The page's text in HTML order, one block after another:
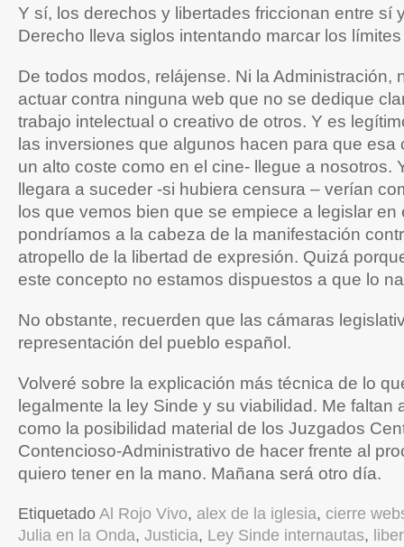
Y sí, los derechos y libertades friccionan entre sí
Derecho lleva siglos intentando marcar los
De todos modos, relájense. Ni la Administración,
actuar contra ninguna web que no se dedique
trabajo intelectual o creativo de otros. Y es
las inversiones que algunos hacen para que esa
un alto coste como en el cine- llegue a nosotros.
llegara a suceder -si hubiera censura – verían
los que vemos bien que se empiece a legislar en
pondríamos a la cabeza de la manifestación
atropello de la libertad de expresión. Quizá
este concepto no estamos dispuestos a que lo
No obstante, recuerden que las cámaras
representación del pueblo español.
Volveré sobre la explicación más técnica de lo
legalmente la ley Sinde y su viabilidad. Me faltan
como la posibilidad material de los Juzgados
Contencioso-Administrativo de hacer frente al
quiero tener en la mano. Mañana será otro día.
Etiquetado Al Rojo Vivo, alex de la iglesia, cierre
Julia en la Onda, Justicia, Ley Sinde internautas,